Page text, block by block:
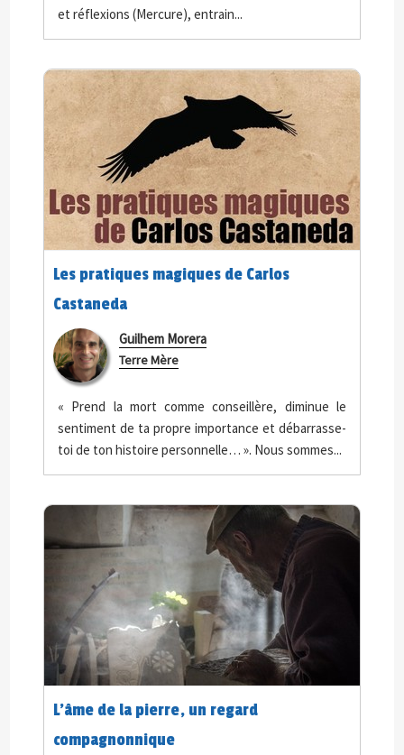
et réflexions (Mercure), entrain...
Les pratiques magiques de Carlos
Castaneda
Guilhem Morera
Terre Mère
« Prend la mort comme conseillère, diminue le
sentiment de ta propre importance et débarrasse-
toi de ton histoire personnelle… ». Nous sommes...
L’âme de la pierre, un regard
compagnonnique